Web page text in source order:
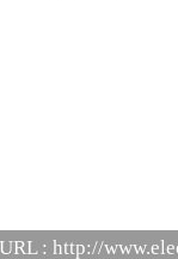
: http://